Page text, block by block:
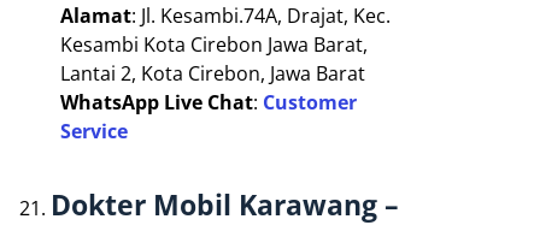
Alamat: Jl. Kesambi.74A, Drajat, Kec.
Kesambi Kota Cirebon Jawa Barat,
Lantai 2, Kota Cirebon, Jawa Barat
WhatsApp Live Chat: Customer
Service
Dokter Mobil Karawang –